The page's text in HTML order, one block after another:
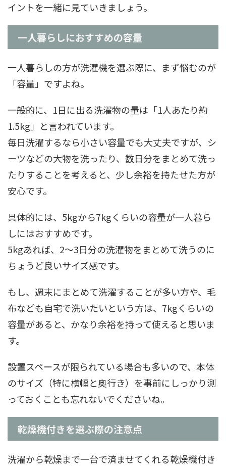
イントを一緒に見ていきましょう。
一人暮らしにおすすめの容量
一人暮らしの方が洗濯機を選ぶ際に、まず悩むのが
「容量」ですよね。
一般的に、1日に出る洗濯物の量は「1人あたり約
1.5kg」と言われています。
毎日洗濯するなら小さい容量でも大丈夫ですが、シ
ーツなどの大物を洗ったり、数日分をまとめて洗っ
たりすることを考えると、少し余裕を持たせた方が
安心です。
具体的には、5kgから7kgくらいの容量が一人暮ら
しにはおすすめです。
5kgあれば、2～3日分の洗濯物をまとめて洗うのに
ちょうど良いサイズ感です。
もし、週末にまとめて洗濯することが多い方や、毛
布なども自宅で洗いたいという方は、7kgくらいの
容量があると、かなり余裕を持って使えると思いま
す。
設置スペースが限られている場合も多いので、本体
のサイズ（特に横幅と奥行き）を事前にしっかり測
っておくことも忘れないでくださいね。
乾燥機付きを選ぶ際の注意点
洗濯から乾燥まで一台で済ませてくれる乾燥機付き